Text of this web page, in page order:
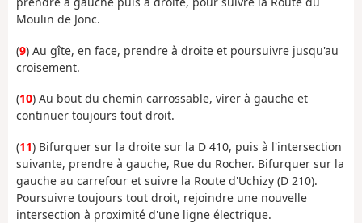
Moulin de Jonc.
(9) Au gîte, en face, prendre à droite et poursuivre jusqu'au
croisement.
(10) Au bout du chemin carrossable, virer à gauche et
continuer toujours tout droit.
(11) Bifurquer sur la droite sur la D 410, puis à l'intersection
suivante, prendre à gauche, Rue du Rocher. Bifurquer sur la
gauche au carrefour et suivre la Route d'Uchizy (D 210).
Poursuivre toujours tout droit, rejoindre une nouvelle
intersection à proximité d'une ligne électrique.